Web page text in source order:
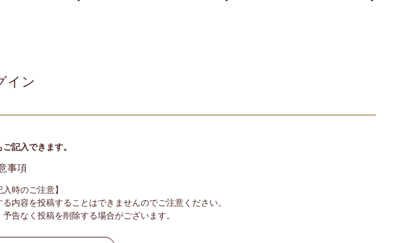
イン
記入できます。
事項
入時のご注意】
内容を投稿することはできませんのでご注意ください。
告なく投稿を削除する場合がございます。